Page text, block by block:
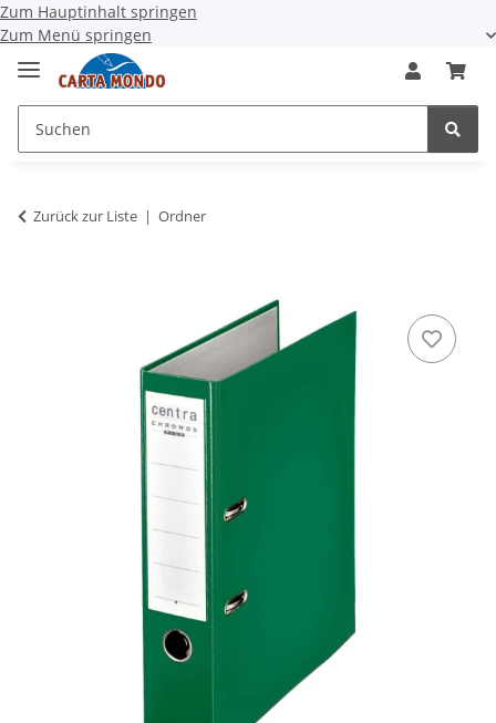
Zum Hauptinhalt springen
Zum Menü springen
Zurück zur Liste Ordner